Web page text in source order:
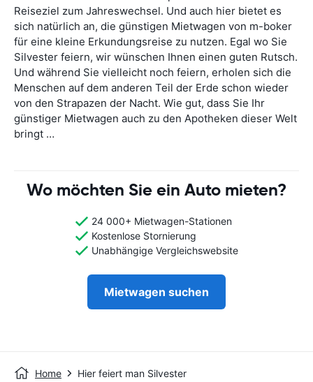
Reiseziel zum Jahreswechsel. Und auch hier bietet es
sich natürlich an, die günstigen Mietwagen von m-boker
für eine kleine Erkundungsreise zu nutzen. Egal wo Sie
Silvester feiern, wir wünschen Ihnen einen guten Rutsch.
Und während Sie vielleicht noch feiern, erholen sich die
Menschen auf dem anderen Teil der Erde schon wieder
von den Strapazen der Nacht. Wie gut, dass Sie Ihr
günstiger Mietwagen auch zu den Apotheken dieser Welt
bringt …
Wo möchten Sie ein Auto mieten?
24 000+ Mietwagen-Stationen
Kostenlose Stornierung
Unabhängige Vergleichswebsite
Mietwagen suchen
Home Hier feiert man Silvester